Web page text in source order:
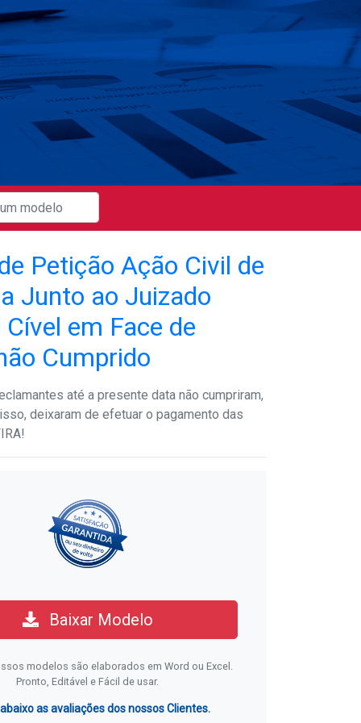
Petição Ação Civil de
Junto ao Juizado
Cível em Face de
Cumprido
até a presente data não cumpriram,
deixaram de efetuar o pagamento das
Baixar Modelo
modelos são elaborados em Word ou Excel.
Pronto, Editável e Fácil de usar.
abaixo as avaliações dos nossos Clientes.